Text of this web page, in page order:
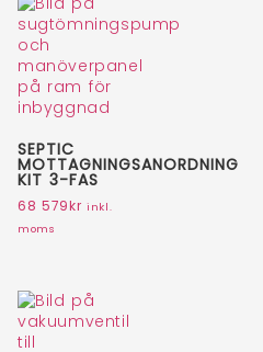
SEPTIC
MOTTAGNINGSANORDNING
KIT 3-FAS
68 579kr inkl.
moms